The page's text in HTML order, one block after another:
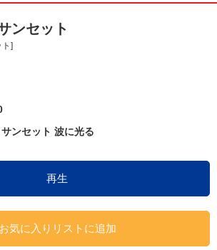
DAM
索
ン
あるご質問
の新曲・ランキングなど
ラオケ最新情報をチェック！
ンセット
ト]
ンセット 波に光る
再生
お気に入りリストに追加